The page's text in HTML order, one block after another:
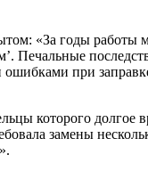
«За годы работы
Печальные
при
которого
замены